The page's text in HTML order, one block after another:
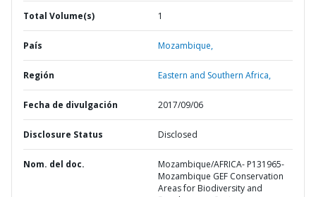
Total Volume(s) 1
País Mozambique,
Región Eastern and Southern Africa,
Fecha de divulgación 2017/09/06
Disclosure Status Disclosed
Nom. del doc.
Mozambique/AFRICA- P131965-
Mozambique GEF Conservation
Areas for Biodiversity and